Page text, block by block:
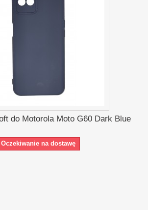
do Motorola Moto G60 Dark Blue
Oczekiwanie na dostawę